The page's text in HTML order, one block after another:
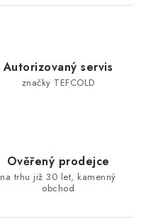
Autorizovaný servis
značky TEFCOLD
Ověřený prodejce
na trhu již 30 let, kamenný
obchod